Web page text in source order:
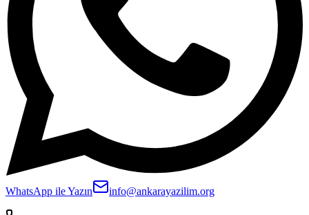
WhatsApp ile Yazın info@ankarayazilim.org